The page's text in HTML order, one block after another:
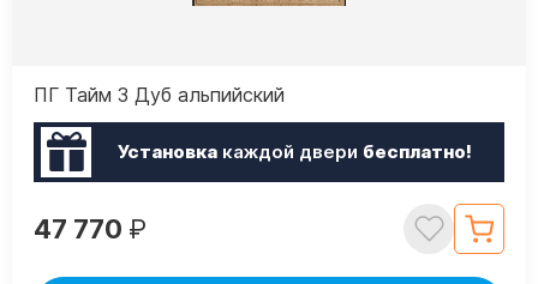
ПГ Тайм 3 Дуб альпийский
Установкакаждой двери бесплатно!
47 770 ₽